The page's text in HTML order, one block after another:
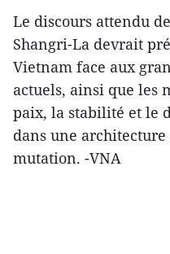
Le discours attendu
Shangri-La devrait
Vietnam face aux
actuels, ainsi que les
paix, la stabilité et le
dans une
mutation. -VNA